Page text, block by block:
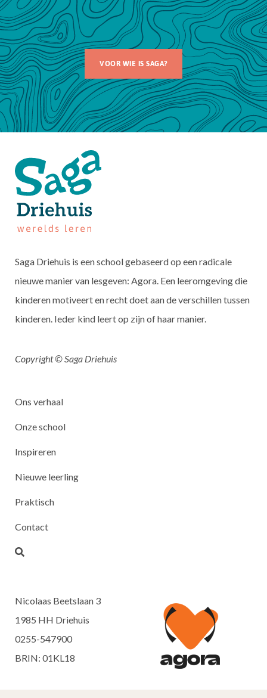
VOOR WIE IS SAGA?
Saga Driehuis is een school gebaseerd op een radicale
nieuwe manier van lesgeven: Agora. Een leeromgeving die
kinderen motiveert en recht doet aan de verschillen tussen
kinderen. Ieder kind leert op zijn of haar manier.
Copyright © Saga Driehuis
Ons verhaal
Onze school
Inspireren
Nieuwe leerling
Praktisch
Contact
Nicolaas Beetslaan 3
1985 HH Driehuis
0255-547900
BRIN: 01KL18